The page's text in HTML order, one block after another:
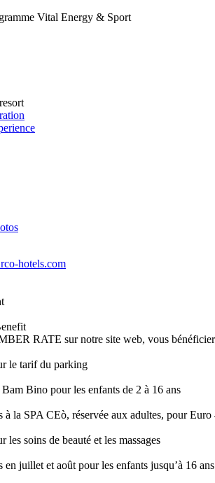
Vital Energy & Sport
hotels.com
RATE sur notre site web, vous
le tarif du parking
Bino pour les enfants de 2 à 16 ans
à la SPA CEò, réservée aux adultes, pour
les soins de beauté et les massages
en juillet et août pour les enfants jusqu’à 16 ans